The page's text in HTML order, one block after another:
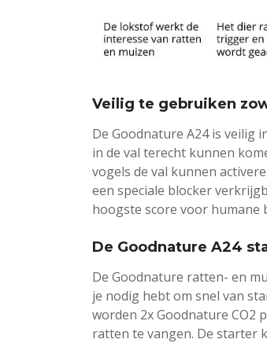
Veilig te gebruiken
De Goodnature A24 is veilig
in de val terecht kunnen
vogels de val kunnen
een speciale blocker
hoogste score voor humane
De Goodnature A24
De Goodnature ratten- en
je nodig hebt om snel van
worden 2x Goodnature CO2
ratten te vangen. De starter